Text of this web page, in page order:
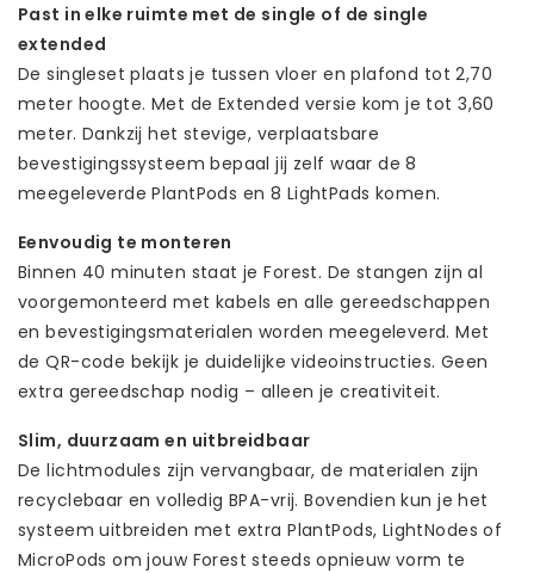
Past in elke ruimte met de single of de single
extended
De singleset plaats je tussen vloer en plafond tot 2,70
meter hoogte. Met de Extended versie kom je tot 3,60
meter. Dankzij het stevige, verplaatsbare
bevestigingssysteem bepaal jij zelf waar de 8
meegeleverde PlantPods en 8 LightPads komen.
Eenvoudig te monteren
Binnen 40 minuten staat je Forest. De stangen zijn al
voorgemonteerd met kabels en alle gereedschappen
en bevestigingsmaterialen worden meegeleverd. Met
de QR-code bekijk je duidelijke videoinstructies. Geen
extra gereedschap nodig – alleen je creativiteit.
Slim, duurzaam en uitbreidbaar
De lichtmodules zijn vervangbaar, de materialen zijn
recyclebaar en volledig BPA-vrij. Bovendien kun je het
systeem uitbreiden met extra PlantPods, LightNodes of
MicroPods om jouw Forest steeds opnieuw vorm te